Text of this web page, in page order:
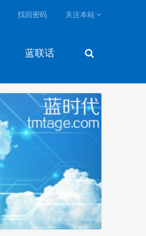
蓝联话
找回密码 关注本站